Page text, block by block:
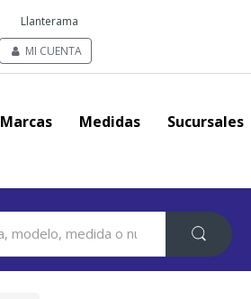
Llanterama
MI CUENTA
Marcas Medidas Sucursales